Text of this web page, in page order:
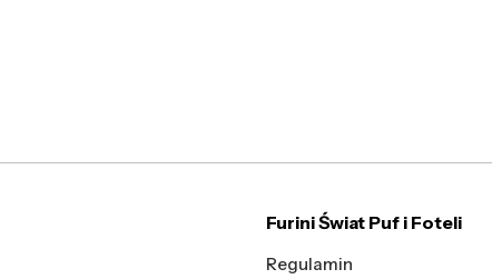
Furini Świat Puf i Foteli
Regulamin